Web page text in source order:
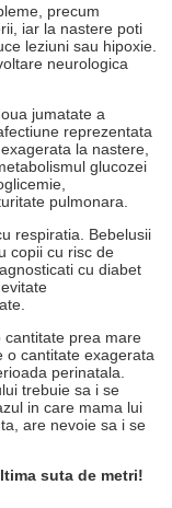
precum
iar la nastere poti
leziuni sau hipoxie.
neurologica
jumatate a
reprezentata
la nastere,
glucozei
pulmonara.
respiratia. Bebelusii
copii cu risc de
cu diabet
cantitate prea mare
o cantitate exagerata
perinatala.
trebuie sa i se
in care mama lui
are nevoie sa i se
suta de metri!